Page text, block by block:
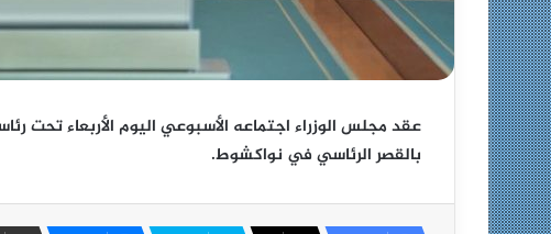
عقد مجلس الوزراء اجتماعه الأسبوعي اليوم الأربعاء تحت
بالقصر الرئاسي في نواكشوط.